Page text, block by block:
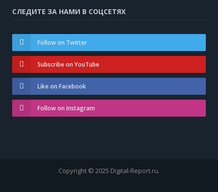
СЛЕДИТЕ ЗА НАМИ В СОЦСЕТЯХ
Follow on Twitter
Subscribe on YouTube
Like on Facebook
Follow on Instagram
Copyright © 2025 Digital-Report.ru.